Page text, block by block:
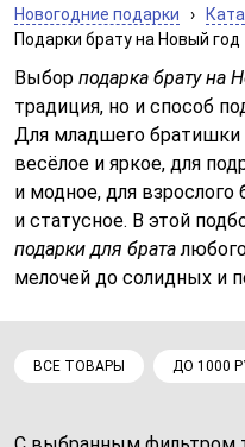
Новогодние подарки ›
Подарки брату на Новый год
Выбор подарка брату на
традиция, но и способ
Для младшего братишки
весёлое и яркое, для
и модное, для взрослого
и статусное. В этой
подарки для брата
мелочей до солидных и
ВСЕ ТОВАРЫ ДО 1000